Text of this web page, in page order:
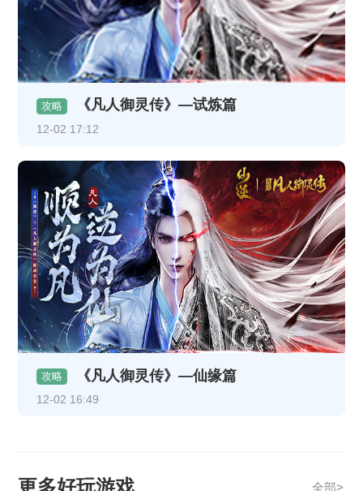
攻略 《凡人御灵传》—试炼篇
12-02 17:12
攻略 《凡人御灵传》—仙缘篇
12-02 16:49
全部>